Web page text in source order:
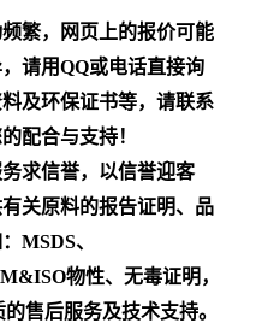
繁，网页上的报价可能
请用QQ或电话直接询
及环保证书等，请联系
配合与支持！
求信誉，以信誉迎客
关原料的报告证明、品
MSDS、
物性、无毒证明，
售后服务及技术支持。